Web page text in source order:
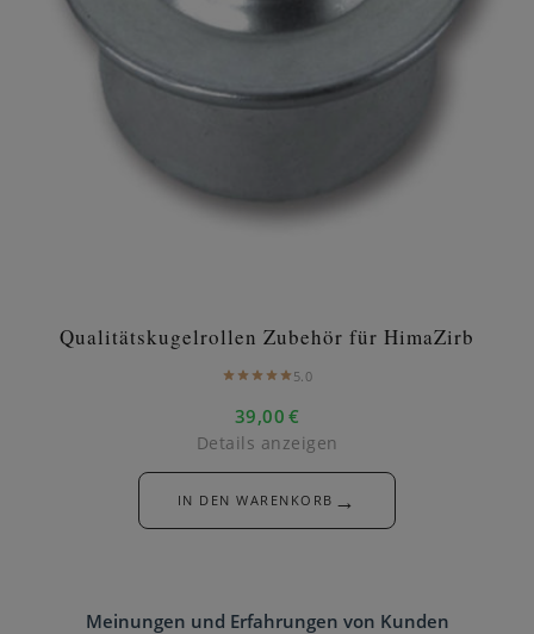
Qualitätskugelrollen Zubehör für HimaZirb
5.0
39,00 €
IN DEN WARENKORB →
Details anzeigen
Meinungen und Erfahrungen von Kunden